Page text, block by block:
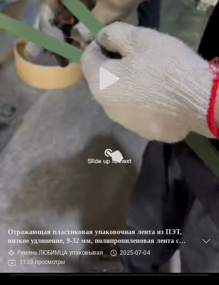
Отражающая пластиковая упаковочная лента из ПЭТ,
низкое удлинение, 9-32 мм, полипропиленовая лента с
высокой прочностью
Ремень ЛЮБИМЦА упаковывая
2025-07-04
1133 просмотры